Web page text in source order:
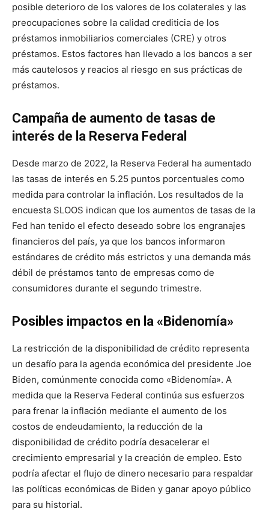
posible deterioro de los valores de los colaterales y las
preocupaciones sobre la calidad crediticia de los
préstamos inmobiliarios comerciales (CRE) y otros
préstamos. Estos factores han llevado a los bancos a ser
más cautelosos y reacios al riesgo en sus prácticas de
préstamos.
Campaña de aumento de tasas de
interés de la Reserva Federal
Desde marzo de 2022, la Reserva Federal ha aumentado
las tasas de interés en 5.25 puntos porcentuales como
medida para controlar la inflación. Los resultados de la
encuesta SLOOS indican que los aumentos de tasas de la
Fed han tenido el efecto deseado sobre los engranajes
financieros del país, ya que los bancos informaron
estándares de crédito más estrictos y una demanda más
débil de préstamos tanto de empresas como de
consumidores durante el segundo trimestre.
Posibles impactos en la «Bidenomía»
La restricción de la disponibilidad de crédito representa
un desafío para la agenda económica del presidente Joe
Biden, comúnmente conocida como «Bidenomía». A
medida que la Reserva Federal continúa sus esfuerzos
para frenar la inflación mediante el aumento de los
costos de endeudamiento, la reducción de la
disponibilidad de crédito podría desacelerar el
crecimiento empresarial y la creación de empleo. Esto
podría afectar el flujo de dinero necesario para respaldar
las políticas económicas de Biden y ganar apoyo público
para su historial.